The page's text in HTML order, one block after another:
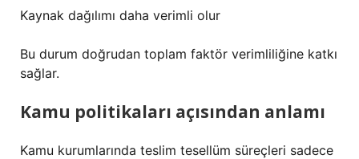
Kaynak dağılımı daha verimli olur
Bu durum doğrudan toplam faktör verimliliğine katkı
sağlar.
Kamu politikaları açısından anlamı
Kamu kurumlarında teslim tesellüm süreçleri sadece